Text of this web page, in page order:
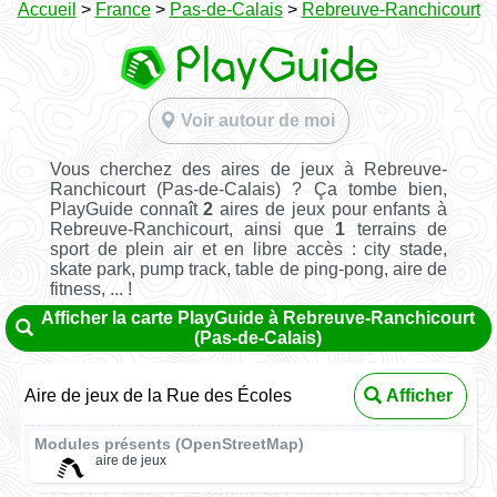
Accueil > France> Pas-de-Calais> Rebreuve-Ranchicourt
Voir autour de moi
Vous cherchez des aires de jeux à Rebreuve-
Ranchicourt (Pas-de-Calais) ? Ça tombe bien,
PlayGuide connaît2 aires de jeux pour enfants à
Rebreuve-Ranchicourt, ainsi que 1 terrains de
sport de plein air et en libre accès : city stade,
skate park, pump track, table de ping-pong, aire de
fitness, ... !
Afficher la carte PlayGuide à Rebreuve-Ranchicourt
(Pas-de-Calais)
Aire de jeux de la Rue des Écoles Afficher
Modules présents (OpenStreetMap)
aire de jeux